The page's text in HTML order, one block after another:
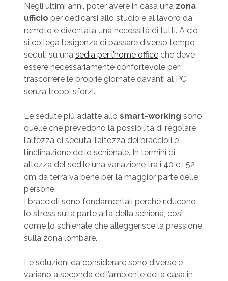
Negli ultimi anni, poter avere in casa una zona
ufficio per dedicarsi allo studio e al lavoro da
remoto è diventata una necessità di tutti. A ciò
si collega l’esigenza di passare diverso tempo
seduti su una sedia per l’home officeche deve
essere necessariamente confortevole per
trascorrere le proprie giornate davanti al PC
senza troppi sforzi.
Le sedute più adatte allo smart-working sono
quelle che prevedono la possibilità di regolare
l’altezza di seduta, l’altezza dei braccioli e
l’inclinazione dello schienale. In termini di
altezza del sedile una variazione tra i 40 e i 52
cm da terra va bene per la maggior parte delle
persone.
I braccioli sono fondamentali perché riducono
lo stress sulla parte alta della schiena, così
come lo schienale che alleggerisce la pressione
sulla zona lombare.
Le soluzioni da considerare sono diverse e
variano a seconda dell’ambiente della casa in